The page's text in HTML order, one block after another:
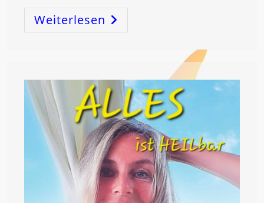
Weiterlesen Der
DICKDARM
–
GESUNDHEIT!